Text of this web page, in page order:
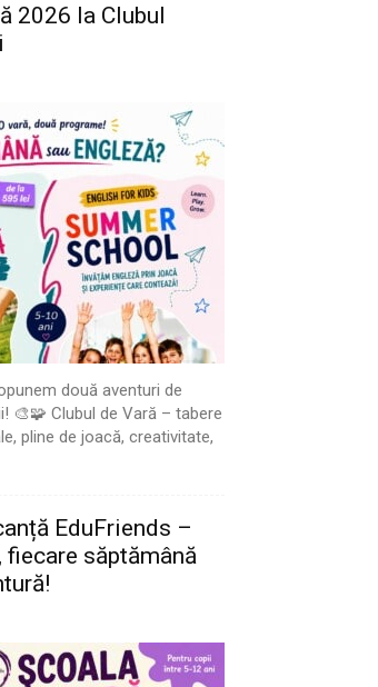
2026 la Clubul
două aventuri de
🎨🧩 Clubul de Vară – tabere
pline de joacă, creativitate,
EduFriends –
fiecare săptămână